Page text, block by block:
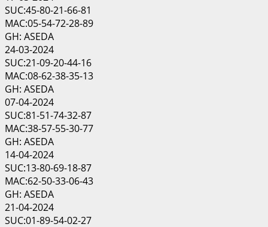
SUC:45-80-21-66-81
MAC:05-54-72-28-89
GH: ASEDA
24-03-2024
SUC:21-09-20-44-16
MAC:08-62-38-35-13
GH: ASEDA
07-04-2024
SUC:81-51-74-32-87
MAC:38-57-55-30-77
GH: ASEDA
14-04-2024
SUC:13-80-69-18-87
MAC:62-50-33-06-43
GH: ASEDA
21-04-2024
SUC:01-89-54-02-27